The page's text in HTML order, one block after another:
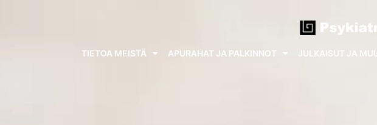
TIETOA MEISTÄ APURAHAT JA PALKINNOT JULKAISUT JA